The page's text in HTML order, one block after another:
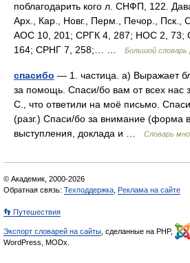
поблагодарить кого л. СНФП, 122.
Арх., Кар., Новг., Перм., Печор., Пск.,
АОС 10, 201; СРГК 4, 287; НОС 2, 73;
164; СРНГ 7, 258;… …
Большой словарь
спасибо — 1. частица. а) Выражает
за помощь. Спаси/бо вам от всех нас
С., что ответили на моё письмо.
(разг.) Спаси/бо за внимание (форма
выступления, доклада и …
Словарь
© Академик, 2000-2026
Обратная связь: Техподдержка Реклама на сайте
👣 Путешествия
Экспорт словарей на сайты , сделанные на PHP,
WordPress, MODx.